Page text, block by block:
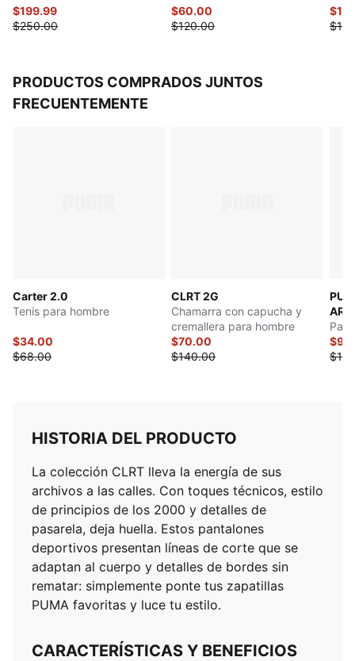
$199.99
$250.00
$60.00
$120.00
PRODUCTOS COMPRADOS JUNTOS
FRECUENTEMENTE
Carter 2.0
Tenis para hombre
$34.00
$68.00
CLRT 2G
Chamarra con capucha y
cremallera para hombre
$70.00
$140.00
HISTORIA DEL PRODUCTO
La colección CLRT lleva la energía de sus
archivos a las calles. Con toques técnicos, estilo
de principios de los 2000 y detalles de
pasarela, deja huella. Estos pantalones
deportivos presentan líneas de corte que se
adaptan al cuerpo y detalles de bordes sin
rematar: simplemente ponte tus zapatillas
PUMA favoritas y luce tu estilo.
CARACTERÍSTICAS Y BENEFICIOS